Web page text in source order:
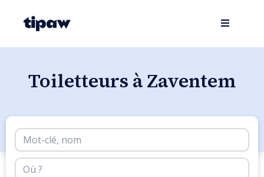
Toiletteurs à Zaventem